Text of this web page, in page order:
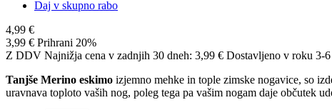
Daj v skupno rabo
4,99 €
3,99 € Prihrani 20%
Z DDV Najnižja cena v zadnjih 30 dneh: 3,99 € Dostavljeno v roku 3-
Tanjše Merino eskimo izjemno mehke in tople zimske nogavice, so
uravnava toploto vaših nog, poleg tega pa vašim nogam daje občutek